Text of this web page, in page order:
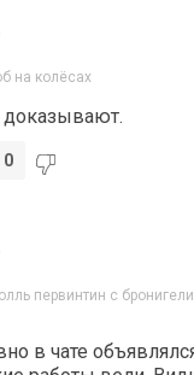
на колёсах
0
первинтин с
в чате